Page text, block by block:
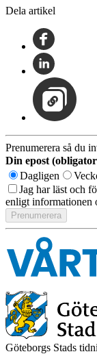
Dela artikel
Prenumerera så du
Din epost
Dagligen
Jag har läst och
enligt informationen
Göteborgs Stads